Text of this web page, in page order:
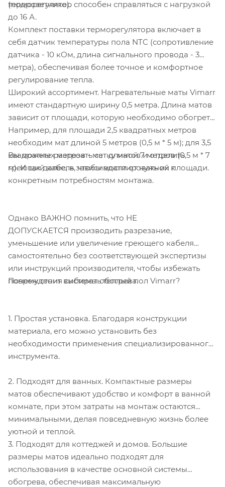
терморегулятор способен справляться с нагрузкой
до 16 А.
(подрозетнике).
Комплект поставки терморегулятора включает в
себя датчик температуры пола NTC (сопротивление
датчика - 10 кОм, длина сигнального провода - 3
метра), обеспечивая более точное и комфортное
регулирование тепла.
Широкий ассортимент. Нагревательные маты Vimarr
имеют стандартную ширину 0,5 метра. Длина матов
зависит от площади, которую необходимо обогреть.
Например, для площади 2,5 квадратных метров
необходим мат длиной 5 метров (0,5 м * 5 м); для 3,5
квадратных метров - мат длиной 7 метров (0,5 м * 7
м). И так далее, в зависимости от нужной площади.
Вы можете разрезать сетку матов и отделить
греющий кабель, чтобы адаптировать их к
конкретным потребностям монтажа.
Однако ВАЖНО помнить, что НЕ
ДОПУСКАЕТСЯ производить разрезание,
уменьшение или увеличение греющего кабеля
самостоятельно без соответствующей экспертизы
или инструкций производителя, чтобы избежать
повреждения системы обогрева.
Почему стоит выбирать теплый пол Vimarr?
1. Простая установка. Благодаря конструкции
материала, его можно установить без
необходимости применения специализированного
инструмента.
2. Подходят для ванных. Компактные размеры
матов обеспечивают удобство и комфорт в ванной
комнате, при этом затраты на монтаж остаются
минимальными, делая повседневную жизнь более
уютной и теплой.
3. Подходят для коттеджей и домов. Большие
размеры матов идеально подходят для
использования в качестве основной системы
обогрева, обеспечивая максимальную